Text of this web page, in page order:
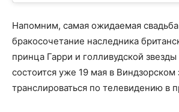
Напомним, самая ожидаемая свадьба
бракосочетание наследника
принца Гарри и голливудской
состоится уже 19 мая в Виндзорском
транслироваться по телевидению в